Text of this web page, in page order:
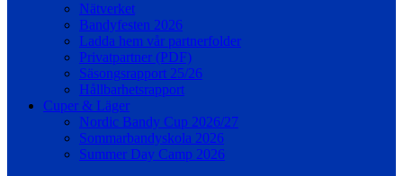
Nätverket
Bandyfesten 2026
Ladda hem vår partnerfolder
Privatpartner (PDF)
Säsongsrapport 25/26
Hållbarhetsrapport
Cuper & Läger
Nordic Bandy Cup 2026/27
Sommarbandyskola 2026
Summer Day Camp 2026